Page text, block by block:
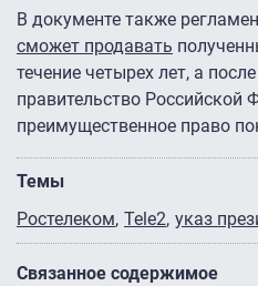
В документе также
сможет продавать
течение четырех лет, а
правительство Российской
преимущественное право
Темы
Ростелеком Tele2 указ
Связанное содержимое